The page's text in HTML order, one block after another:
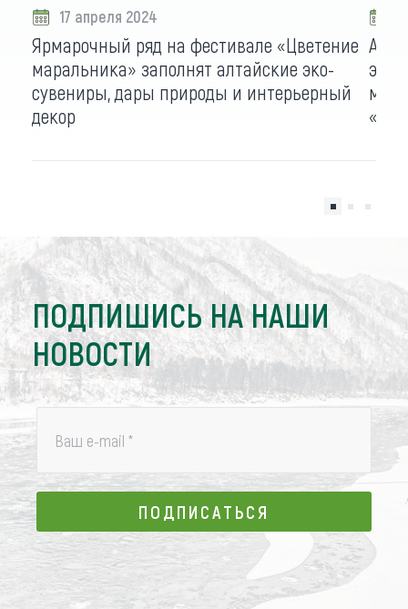
17 апреля 2024
Ярмарочный ряд на фестивале «Цветение
маральника» заполнят алтайские эко-
сувениры, дары природы и интерьерный
декор
ПОДПИШИСЬ НА НАШИ
НОВОСТИ
Ваш e-mail *
ПОДПИСАТЬСЯ
ПОДПИСАТЬСЯ